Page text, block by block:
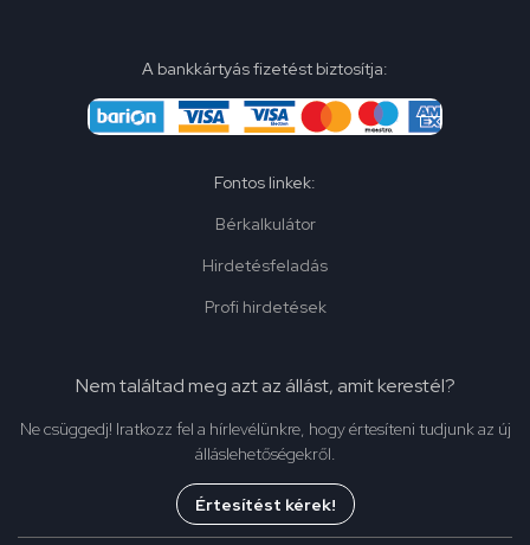
A bankkártyás fizetést biztosítja:
Fontos linkek:
Bérkalkulátor
Hirdetésfeladás
Profi hirdetések
Nem találtad meg azt az állást, amit kerestél?
Ne csüggedj! Iratkozz fel a hírlevélünkre, hogy értesíteni tudjunk az új
álláslehetőségekről.
Értesítést kérek!